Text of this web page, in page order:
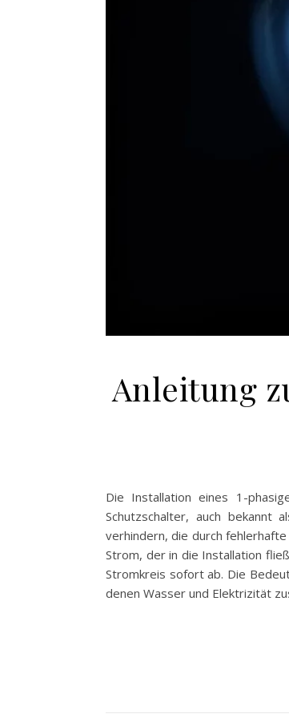
Anleitung
Die Installation eines 1-
Schutzschalter, auch bekannt
verhindern, die durch
Strom, der in die Installation
Stromkreis sofort ab. Die
denen Wasser und Elektrizität